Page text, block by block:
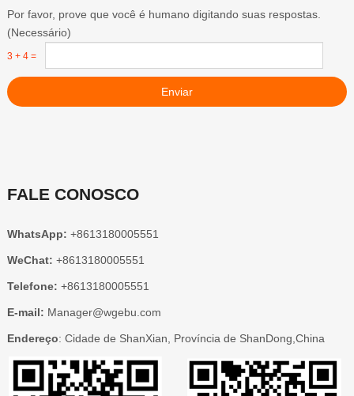
Por favor, prove que você é humano digitando suas respostas.
(Necessário)
3 + 4 =
Enviar
FALE CONOSCO
WhatsApp: +8613180005551
WeChat: +8613180005551
Telefone: +8613180005551
E-mail: Manager@wgebu.com
Endereço: Cidade de ShanXian, Província de ShanDong,China